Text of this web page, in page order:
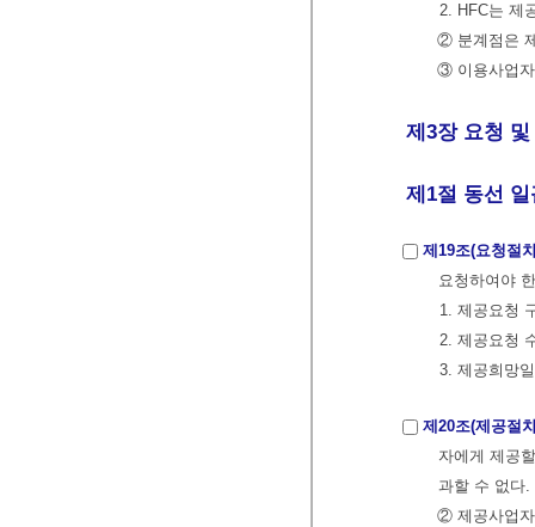
2. HFC는 제
② 분계점은
③ 이용사업자
제3장 요청 및
제1절 동선 일
제19조(요청절
요청하여야
1. 제공요청
2. 제공요청
3. 제공희망
제20조(제공절
자에게 제공
과할 수 없다
② 제공사업자